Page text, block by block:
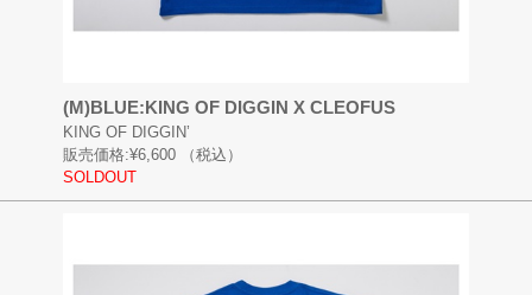
(M)BLUE:KING OF DIGGIN X CLEOFUS
KING OF DIGGIN’
販売価格:¥6,600
（税込）
SOLDOUT